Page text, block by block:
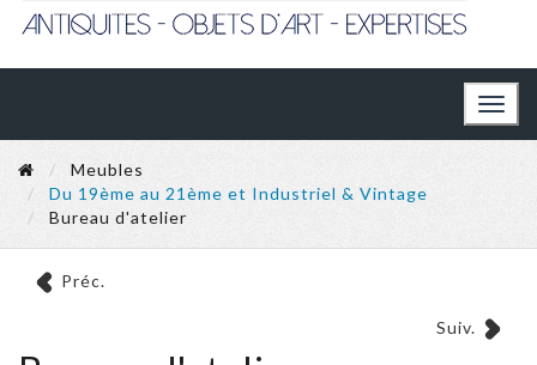
Meubles
Du 19ème au 21ème et Industriel & Vintage
Bureau d'atelier
Préc.
Suiv.